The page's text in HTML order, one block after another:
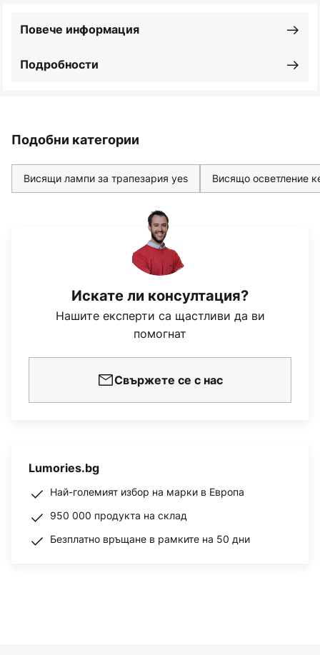
Подробности
Повече информация
Подобни категории
Висящи лампи за трапезария yes Висящо осветление
Искате ли консултация?
Нашите експерти са щастливи да ви
помогнат
Свържете се с нас
Lumories.bg
Най-големият избор на марки в Европа
950 000 продукта на склад
Безплатно връщане в рамките на 50 дни